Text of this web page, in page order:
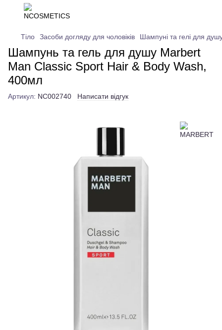
Тіло Засоби догляду для чоловіків Шампуні та гелі для
Шампунь та гель для душу Marbert
Man Classic Sport Hair & Body Wash,
400мл
Артикул: NC002740 Написати відгук